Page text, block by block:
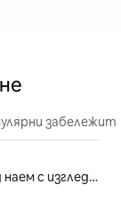
Жилища под наем с изглед към плажа